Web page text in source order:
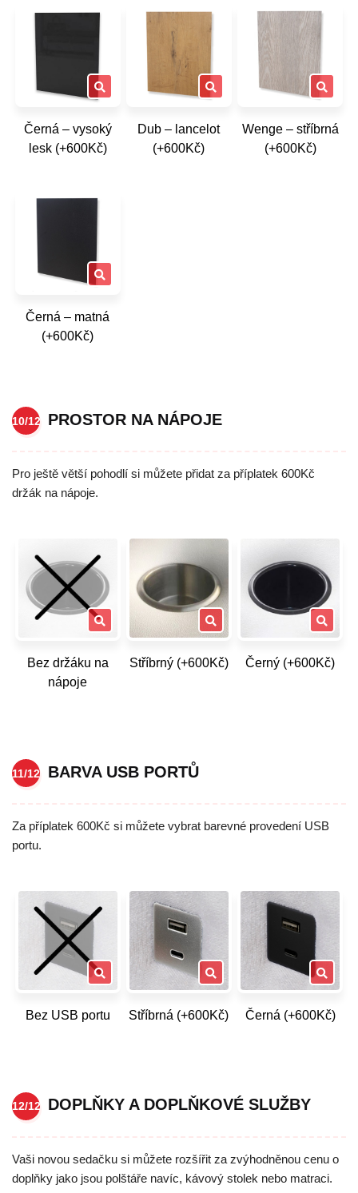
Černá – vysoký
lesk (+600Kč)
Dub – lancelot
(+600Kč)
Wenge – stříbrná
(+600Kč)
Černá – matná
(+600Kč)
10/12 PROSTOR NA NÁPOJE
Pro ještě větší pohodlí si můžete přidat za příplatek 600Kč
držák na nápoje.
Bez držáku na
nápoje
Stříbrný (+600Kč) Černý (+600Kč)
11/12 BARVA USB PORTŮ
Za příplatek 600Kč si můžete vybrat barevné provedení USB
portu.
Bez USB portu Stříbrná (+600Kč) Černá (+600Kč)
12/12 DOPLŇKY A DOPLŇKOVÉ SLUŽBY
Vaši novou sedačku si můžete rozšířit za zvýhodněnou cenu o
doplňky jako jsou polštáře navíc, kávový stolek nebo matraci.